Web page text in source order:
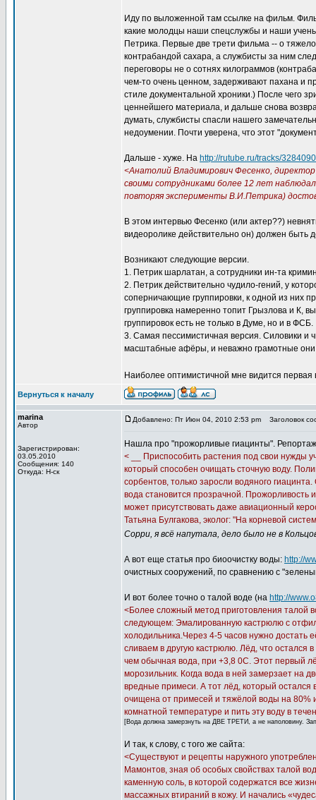
Иду по выложенной там ссылке на фильм.
какие молодцы наши спецслужбы и наши
Петрика. Первые две трети фильма -- о
контрабандой сахара, а службисты за ним
переговоры не о сотнях килограммов
чем-то очень ценном, задерживают пахана и
стиле документальной хроники.) После чего
ценнейшего материала, и дальше снова
думать, службисты спасли нашего
недоумении. Почти уверена, что этот
Дальше - хуже. На http://rutube.ru/tracks/
<Анатолий Владимирович Фесенко,
своими сотрудниками более 12 лет
повторяя эксперименты В.И.Петрика)
В этом интервью Фесенко (или актер??)
видеоролике действительно он) должен быть
Возникают следующие версии.
1. Петрик шарлатан, а сотрудники ин-та
2. Петрик действительно чудило-гений, у
соперничающие группировки, к одной из них
группировка намеренно топит Грызлова и К,
группировок есть не только в Думе, но и в ФСБ.
3. Самая пессимистичная версия. Силовики и
масштабные афёры, и неважно грамотные они
Наиболее оптимистичной мне видится
Вернуться к началу
marina
Автор
Зарегистрирован:
03.05.2010
Сообщения: 140
Откуда: Н-ск
Добавлено: Пт Июн 04, 2010 2:53 pm Заголовок
Нашла про "прожорливые гиацинты".
< __ Приспособить растения под свои нужды
который способен очищать сточную воду.
сорбентов, только заросли водяного
вода становится прозрачной. Прожорливость
может присутствовать даже авиационный
Татьяна Булгакова, эколог: "На корневой
Сорри, я всё напутала, дело было не в
А вот еще статья про биоочистку воды: http://
очистных сооружений, по сравнению с
И вот более точно о талой воде (на http://
<Более сложный метод приготовления талой
следующем: Эмалированную кастрюлю с
холодильника.Через 4-5 часов нужно достать
сливаем в другую кастрюлю. Лёд, что остался
чем обычная вода, при +3,8 0C. Этот первый
морозильник. Когда вода в ней замерзает на
вредные примеси. А тот лёд, который остался
очищена от примесей и тяжёлой воды на 80%
комнатной температуре и пить эту воду в
[Вода должна замерзнуть на ДВЕ ТРЕТИ, а не наполовину.
И так, к слову, с того же сайта:
<Существуют и рецепты наружного
Мамонтов, зная об особых свойствах талой
каменную соль, в которой содержатся все
массажных втираний в кожу. И начались